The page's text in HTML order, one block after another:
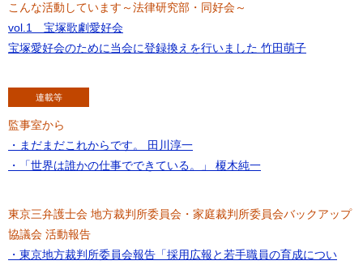
こんな活動しています～法律研究部・同好会～
vol.1 宝塚歌劇愛好会
宝塚愛好会のために当会に登録換えを行いました 竹田萌子
連載等
監事室から
・まだまだこれからです。 田川淳一
・「世界は誰かの仕事でできている。」 榎木純一
東京三弁護士会 地方裁判所委員会・家庭裁判所委員会バックアップ
協議会 活動報告
・東京地方裁判所委員会報告「採用広報と若手職員の育成につい